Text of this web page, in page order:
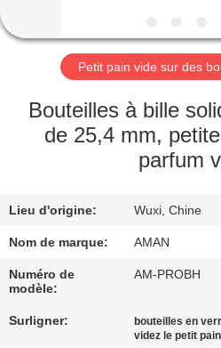
LE
SPECTACLE
NOUS
VISITE
L'USINE
Petit pain vide sur des
Bouteilles à bille
de 25,4 mm,
parfum
Lieu d'origine: Wuxi, Chine
Nom de marque: AMAN
Numéro de
modèle:
AM-PROBH
Surligner: bouteilles en
videz le petit